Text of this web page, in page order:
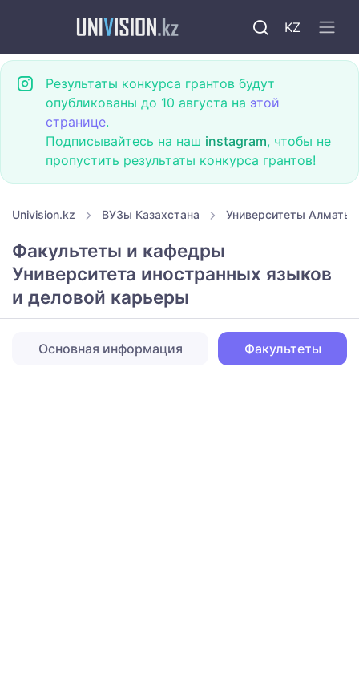
KZ
Результаты конкурса грантов будут
опубликованы до 10 августа на этой
странице.
Подписывайтесь на наш instagram, чтобы не
пропустить результаты конкурса грантов!
Univision.kz ВУЗы Казахстана Университеты Алматы
Факультеты и кафедры
Университета иностранных языков
и деловой карьеры
Основная информация Факультеты